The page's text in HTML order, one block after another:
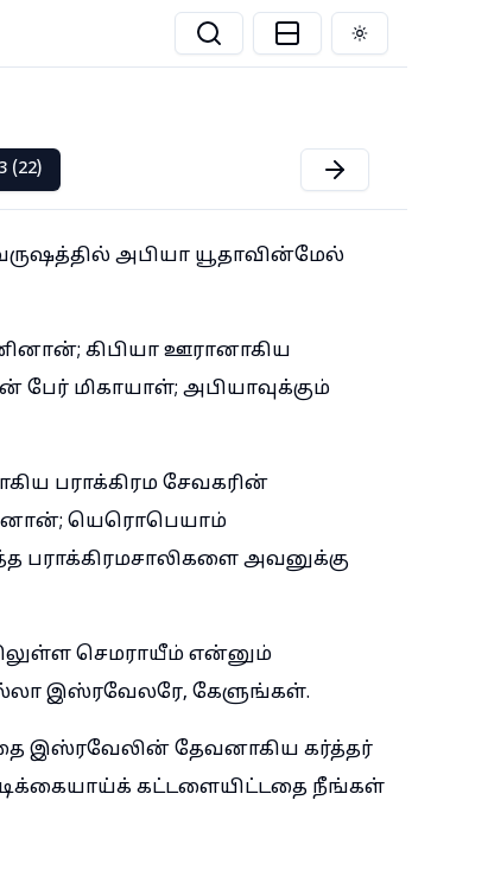
Toggle theme
(22)
அபியா யூதாவின்மேல்
கிபியா ஊரானாகிய
மிகாயாள்; அபியாவுக்கும்
பராக்கிரம சேவகரின்
யெரொபெயாம்
பராக்கிரமசாலிகளை அவனுக்கு
செமராயீம் என்னும்
இஸ்ரவேலரே, கேளுங்கள்.
இஸ்ரவேலின் தேவனாகிய கர்த்தர்
கட்டளையிட்டதை நீங்கள்